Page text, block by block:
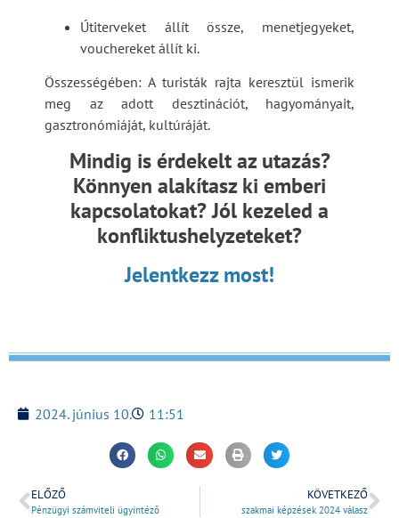
Útiterveket állít össze, menetjegyeket,
vouchereket állít ki.
Összességében: A turisták rajta keresztül ismerik
meg az adott desztinációt, hagyományait,
gasztronómiáját, kultúráját.
Mindig is érdekelt az utazás?
Könnyen alakítasz ki emberi
kapcsolatokat?Jól kezeled a
konfliktushelyzeteket?
Jelentkezz most!
2024. június 10. 11:51
ELŐZŐ
Pénzügyi számviteli ügyintéző
KÖVETKEZŐ
szakmai képzések 2024 válasz